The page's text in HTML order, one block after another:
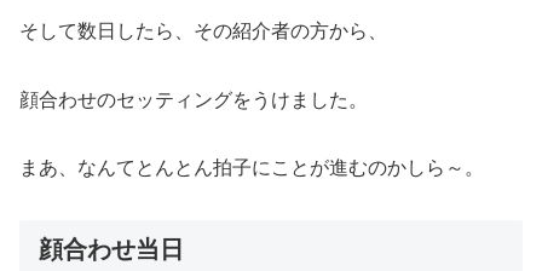
そして数日したら、その紹介者の方から、
顔合わせのセッティングをうけました。
まあ、なんてとんとん拍子にことが進むのかしら～。
顔合わせ当日